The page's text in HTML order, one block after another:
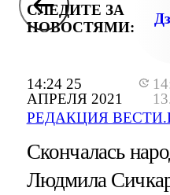
14:24 25
АПРЕЛЯ 2021
РЕДАКЦИЯ
СЛЕДИТЕ ЗА
НОВОСТЯМИ:
Скончалась
Людмила